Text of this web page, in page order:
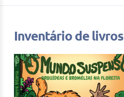
Inventário de livros